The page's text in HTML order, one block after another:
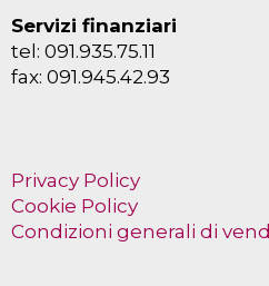
Servizi finanziari
tel: 091.935.75.11
fax: 091.945.42.93
Privacy Policy
Cookie Policy
Condizioni generali di